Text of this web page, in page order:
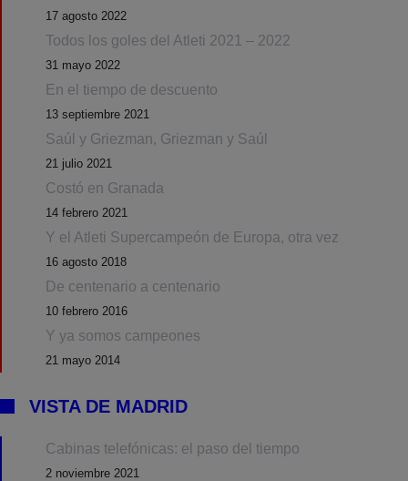
17 agosto 2022
Todos los goles del Atleti 2021 – 2022
31 mayo 2022
En el tiempo de descuento
13 septiembre 2021
Saúl y Griezman, Griezman y Saúl
21 julio 2021
Costó en Granada
14 febrero 2021
Y el Atleti Supercampeón de Europa, otra vez
16 agosto 2018
De centenario a centenario
10 febrero 2016
Y ya somos campeones
21 mayo 2014
VISTA DE MADRID
Cabinas telefónicas: el paso del tiempo
2 noviembre 2021